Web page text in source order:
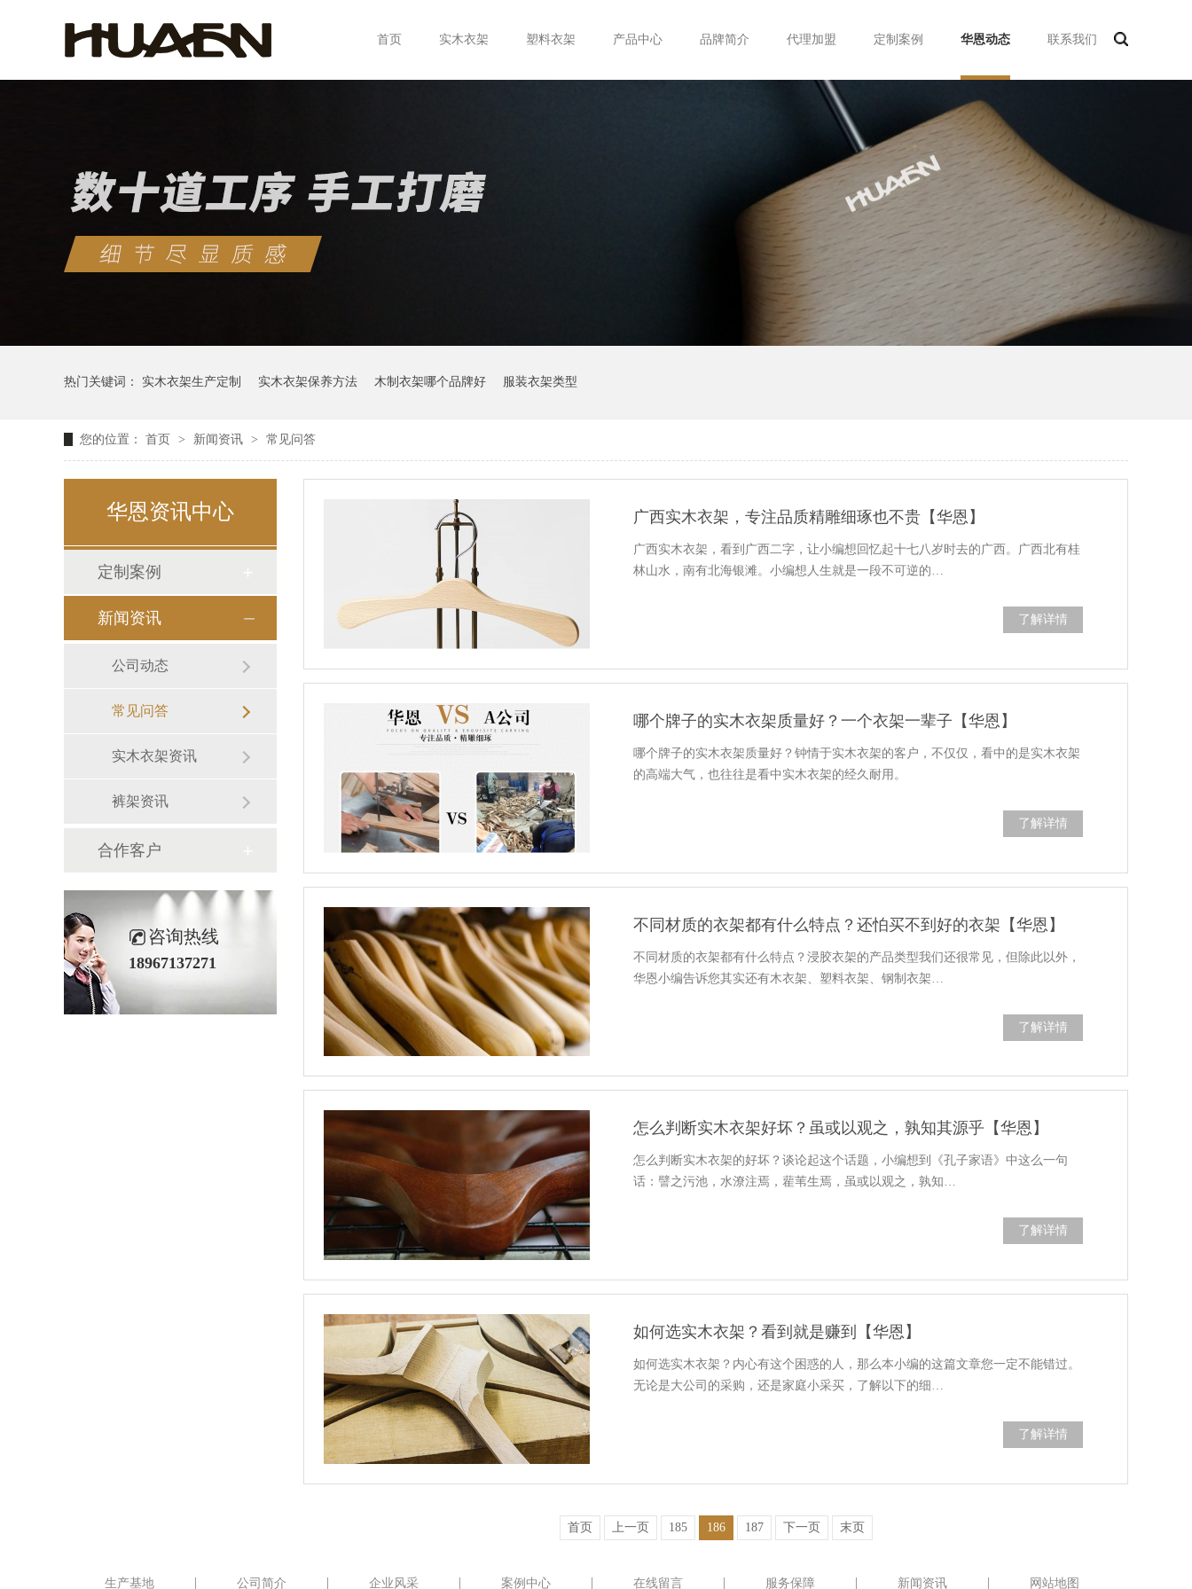
首页 实木衣架 塑料衣架 产品中心 品牌简介 代理加盟 定制案例 华恩动态 联系我们
热门关键词： 实木衣架生产定制 实木衣架保养方法 木制衣架哪个品牌好 服装衣架类型
您的位置： 首页 > 新闻资讯 > 常见问答
华恩资讯中心
定制案例
新闻资讯
公司动态
常见问答
实木衣架资讯
裤架资讯
合作客户
咨询热线
18967137271
广西实木衣架，专注品质精雕细琢也不贵【华恩】
广西实木衣架，看到广西二字，让小编想回忆起十七八岁时去的广西。广西北有桂
林山水，南有北海银滩。小编想人生就是一段不可逆的…
了解详情
哪个牌子的实木衣架质量好？一个衣架一辈子【华恩】
哪个牌子的实木衣架质量好？钟情于实木衣架的客户，不仅仅，看中的是实木衣架
的高端大气，也往往是看中实木衣架的经久耐用。
了解详情
不同材质的衣架都有什么特点？还怕买不到好的衣架【华恩】
不同材质的衣架都有什么特点？浸胶衣架的产品类型我们还很常见，但除此以外，
华恩小编告诉您其实还有木衣架、塑料衣架、钢制衣架…
了解详情
怎么判断实木衣架好坏？虽或以观之，孰知其源乎【华恩】
怎么判断实木衣架的好坏？谈论起这个话题，小编想到《孔子家语》中这么一句
话：譬之污池，水潦注焉，雚苇生焉，虽或以观之，孰知…
了解详情
如何选实木衣架？看到就是赚到【华恩】
如何选实木衣架？内心有这个困惑的人，那么本小编的这篇文章您一定不能错过。
无论是大公司的采购，还是家庭小采买，了解以下的细…
了解详情
首页 上一页 185 186 187 下一页 末页
生产基地 公司简介 企业风采 案例中心 在线留言 服务保障 新闻资讯 网站地图